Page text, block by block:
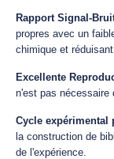
Rapport Signal-
propres avec un
chimique et
Excellente
n'est pas nécessaire
Cycle expérimental
la construction de
de l'expérience.